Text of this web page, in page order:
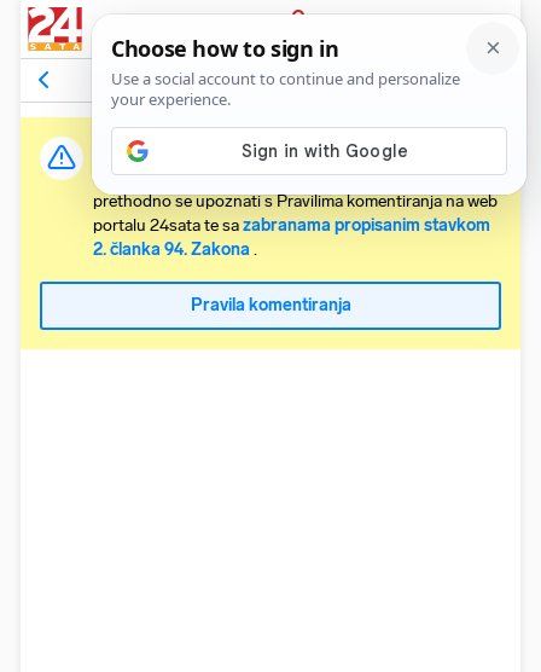
PRIJAVA
Komentari9 Relevantni
Važna obavijest:
Svaki korisnik koji želi komentirati članke obvezan je
prethodno se upoznati s Pravilima komentiranja na web
portalu 24sata te sazabranama propisanim stavkom
2. članka 94. Zakona .
Pravila komentiranja